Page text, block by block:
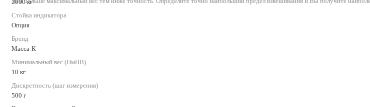
2000 кг
Стойка индикатора
Опция
Бренд
Масса-К
Минимальный вес (НмПВ)
10 кг
Дискретность (шаг измерения)
500 г